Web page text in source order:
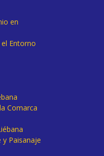
en
Entorno
Comarca
y Paisanaje